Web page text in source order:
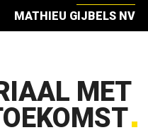
MATHIEU GIJBELS NV
MET